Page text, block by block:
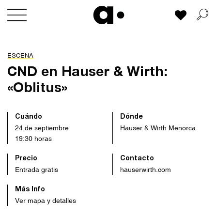
Skip
Mi lista
ESCENA
CND en Hauser & Wirth:
«Oblitus»
Cuándo
24 de septiembre
19:30 horas
Dónde
Hauser & Wirth Menorca
Precio
Entrada gratis
Contacto
hauserwirth.com
Más Info
Ver mapa y detalles